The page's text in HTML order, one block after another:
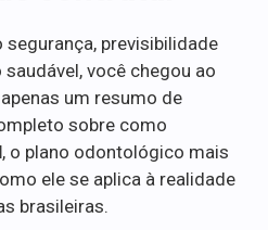
segurança, previsibilidade
você chegou ao
um resumo de
sobre como
, o plano odontológico mais
ele se aplica à realidade
brasileiras.